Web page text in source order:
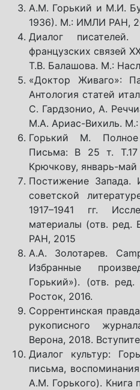
А.М. Горький и М.И.
1936). М.: ИМЛИ РАН,
Диалог
французских связей
Т.В. Балашова. М.:
«Доктор Живаго»:
Антология статей
С. Гардзонио, А.
М.А. Ариас-Вихиль. М.:
Горький М. Полное
Письма: В 25 т.
Крючкову, январь-
Постижение Запада.
советской
1917–1941 гг.
материалы (отв.
РАН, 2015
А.А. Золотарев.
Избранные
Горький»). (отв.
Росток, 2016.
Соррентинская
рукописного
Верона, 2018.
Диалог культур:
письма,
А.М. Горького). Книга